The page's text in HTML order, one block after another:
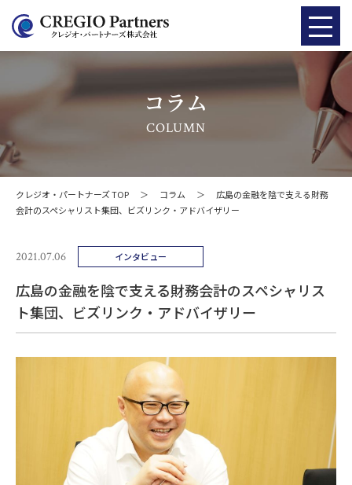
コラム
COLUMN
クレジオ・パートナーズ TOP ＞ コラム ＞
広島の金融を陰で支える財務
会計のスペシャリスト集団、ビズリンク・アドバイザリー
2021.07.06 インタビュー
広島の金融を陰で支える財務会計のスペシャリス
ト集団、ビズリンク・アドバイザリー